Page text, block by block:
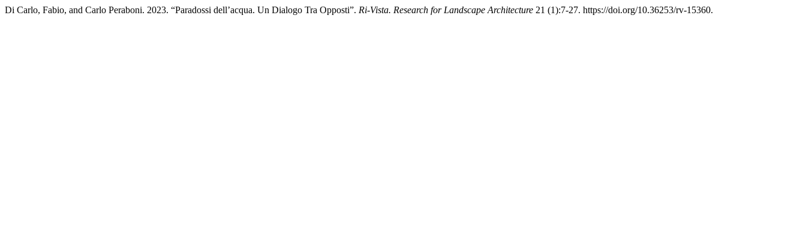
Di Carlo, Fabio, and Carlo Peraboni. 2023. “Paradossi dell’acqua. Un Dialogo Tra Opposti”. Ri-Vista. Research for Landscape Architecture 21 (1):7-27. https://doi.org/10.36253/rv-15360.